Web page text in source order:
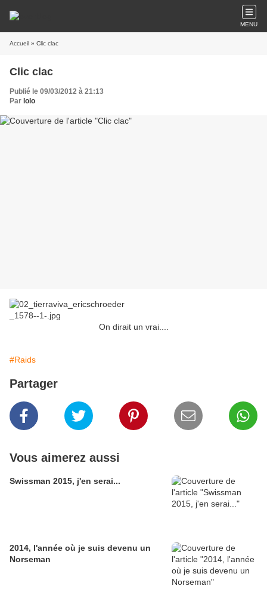
MENU
Accueil » Clic clac
Clic clac
Publié le 09/03/2012 à 21:13
Par lolo
On dirait un vrai....
#Raids
Partager
Vous aimerez aussi
Swissman 2015, j'en serai...
2014, l'année où je suis devenu un
Norseman